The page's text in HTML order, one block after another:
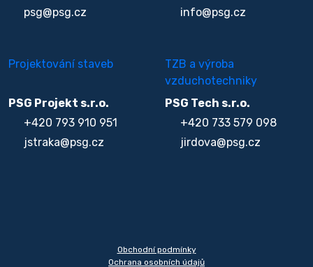
psg@psg.cz
info@psg.cz
Projektování staveb
PSG Projekt s.r.o.
+420 793 910 951
jstraka@psg.cz
TZB a výroba
vzduchotechniky
PSG Tech s.r.o.
+420 733 579 098
jirdova@psg.cz
Obchodní podmínky
Ochrana osobních údajů